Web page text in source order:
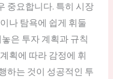
중요합니다. 특히 시장
나 탐욕에 쉽게 휘둘
은 투자 계획과 규칙
획에 따라 감정에 휘
하는 것이 성공적인 투